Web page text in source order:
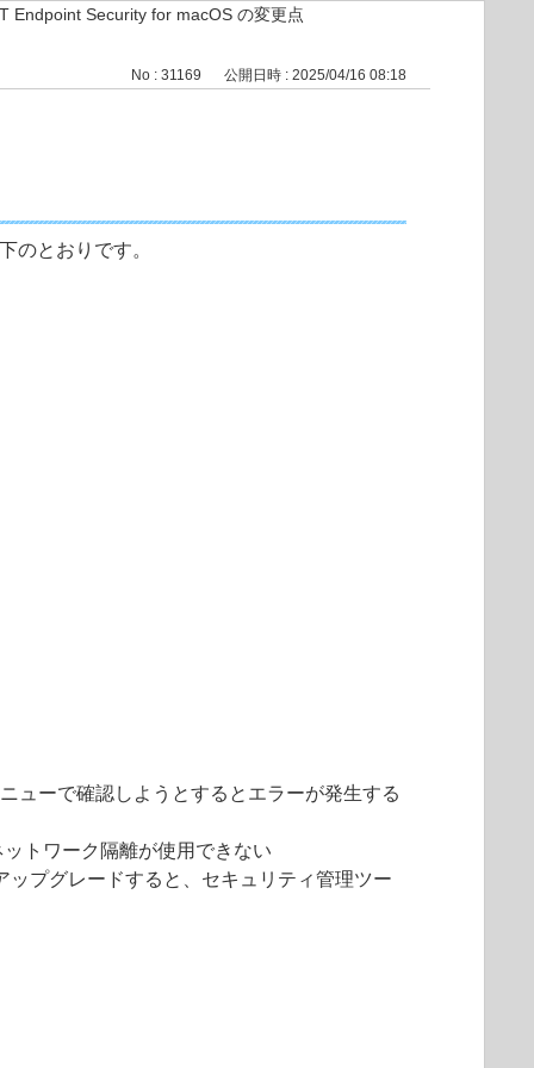
Endpoint Security for macOS の変更点
No : 31169 公開日時 : 2025/04/16 08:18
のとおりです。
ューで確認しようとするとエラーが発生する
トワーク隔離が使用できない
プグレードすると、セキュリティ管理ツー